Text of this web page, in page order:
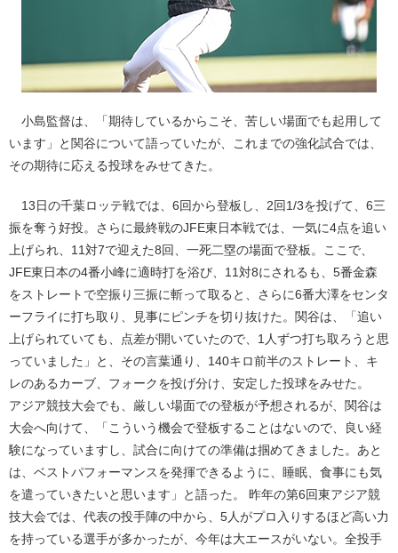
小島監督は、「期待しているからこそ、苦しい場面でも起用して
います」と関谷について語っていたが、これまでの強化試合では、
その期待に応える投球をみせてきた。
13日の千葉ロッテ戦では、6回から登板し、2回1/3を投げて、6三
振を奪う好投。さらに最終戦のJFE東日本戦では、一気に4点を追い
上げられ、11対7で迎えた8回、一死二塁の場面で登板。ここで、
JFE東日本の4番小峰に適時打を浴び、11対8にされるも、5番金森
をストレートで空振り三振に斬って取ると、さらに6番大澤をセンタ
ーフライに打ち取り、見事にピンチを切り抜けた。関谷は、「追い
上げられていても、点差が開いていたので、1人ずつ打ち取ろうと思
っていました」と、その言葉通り、140キロ前半のストレート、キ
レのあるカーブ、フォークを投げ分け、安定した投球をみせた。
アジア競技大会でも、厳しい場面での登板が予想されるが、関谷は
大会へ向けて、「こういう機会で登板することはないので、良い経
験になっていますし、試合に向けての準備は掴めてきました。あと
は、ベストパフォーマンスを発揮できるように、睡眠、食事にも気
を遣っていきたいと思います」と語った。 昨年の第6回東アジア競
技大会では、代表の投手陣の中から、5人がプロ入りするほど高い力
を持っている選手が多かったが、今年は大エースがいない。全投手